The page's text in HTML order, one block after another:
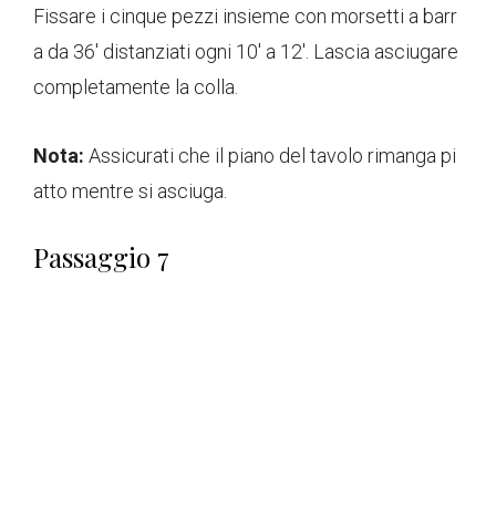
Fissare i cinque pezzi insieme con morsetti a barr
a da 36' distanziati ogni 10' a 12'. Lascia asciugare
completamente la colla.
Nota: Assicurati che il piano del tavolo rimanga pi
atto mentre si asciuga.
Passaggio 7